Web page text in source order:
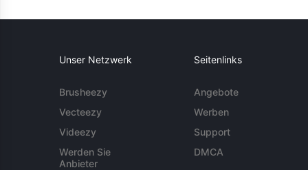
Unser Netzwerk
Brusheezy
Vecteezy
Videezy
Werden Sie
Anbieter
Seitenlinks
Angebote
Werben
Support
DMCA